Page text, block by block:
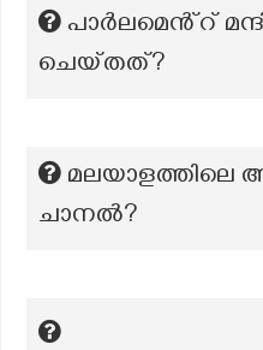
പാർലമെൻ്റ്
ചെയ്‌തത്‌?
മലയാളത്തിലെ
ചാനല്‍?